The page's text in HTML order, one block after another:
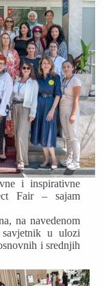
i inspirativne
Fair – sajam
na navedenom
u ulozi
i srednjih